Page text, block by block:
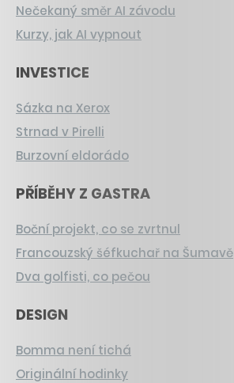
Nečekaný směr AI závodu
Kurzy, jak AI vypnout
INVESTICE
Sázka na Xerox
Strnad v Pirelli
Burzovní eldorádo
PŘÍBĚHY Z GASTRA
Boční projekt, co se zvrtnul
Francouzský šéfkuchař na Šumavě
Dva golfisti, co pečou
DESIGN
Bomma není tichá
Originální hodinky